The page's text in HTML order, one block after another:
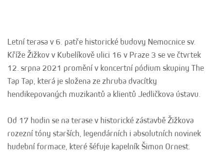
Letní terasa v 6. patře historické budovy Nemocnice sv.
Kříže Žižkov v Kubelíkově ulici 16 v Praze 3 se ve čtvrtek
12. srpna 2021 promění v koncertní pódium skupiny The
Tap Tap, která je složena ze zhruba dvacítky
hendikepovaných muzikantů a klientů Jedličkova ústavu.
Od 17 hodin se na terase v historické zástavbě Žižkova
rozezní tóny starších, legendárních i absolutních novinek
hudební formace, které šéfuje kapelník Šimon Ornest.